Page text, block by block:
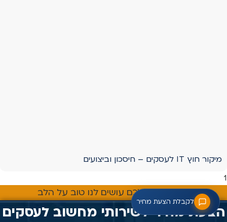
מיקור חוץ IT לעסקים – חיסכון וביצועים
השיתופים שלכם עושים לנו טוב על הלב
הצעת מחיר לשירותי מחשוב לעסקים
לקבלת הצעת מחיר